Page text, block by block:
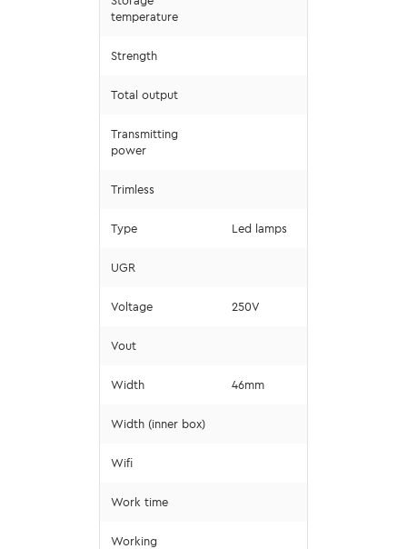
temperature
Strength
Total output
Transmitting
power
Trimless
Type Led lamps
UGR
Voltage 250V
Vout
Width 46mm
Width (inner box)
Wifi
Work time
Working